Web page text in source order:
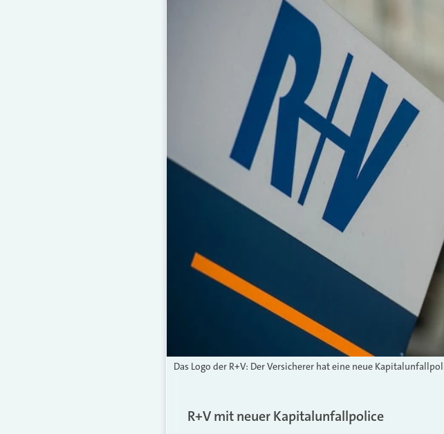
Das Logo der R+V: Der Versicherer hat eine neue
R+V mit neuer Kapitalunfallpolice